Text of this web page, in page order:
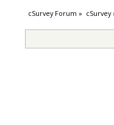
cSurvey Forum » cSurvey